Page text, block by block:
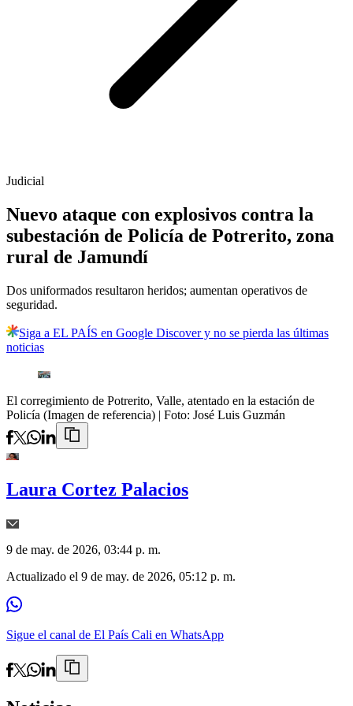
Judicial
Nuevo ataque con explosivos contra la
subestación de Policía de Potrerito, zona
rural de Jamundí
Dos uniformados resultaron heridos; aumentan operativos de
seguridad.
Siga a EL PAÍS en Google Discover y no se pierda las últimas
noticias
El corregimiento de Potrerito, Valle, atentado en la estación de
Policía (Imagen de referencia) | Foto: José Luis Guzmán
Laura Cortez Palacios
9 de may. de 2026, 03:44 p. m.
Actualizado el 9 de may. de 2026, 05:12 p. m.
Sigue el canal de El País Cali en WhatsApp